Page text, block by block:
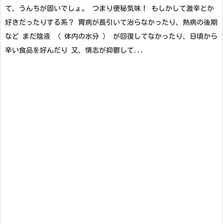
て、うんちが固いでしょ。 つまり便秘気味！ もしかして激辛とか
好きだったりする系？ 胃病が長引いて治らなかったり、熱病の後期
など まだ陰液 （ 体内の水分 ） が回復してなかったり、日頃から
辛い食品を好んだり 又、情志が抑鬱して...